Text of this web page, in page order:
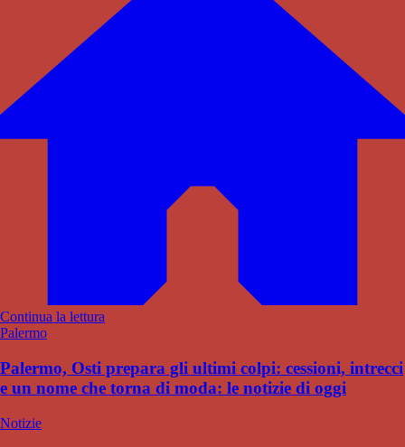
Continua la lettura
Palermo
Palermo, Osti prepara gli ultimi colpi: cessioni, intrecci
e un nome che torna di moda: le notizie di oggi
Notizie